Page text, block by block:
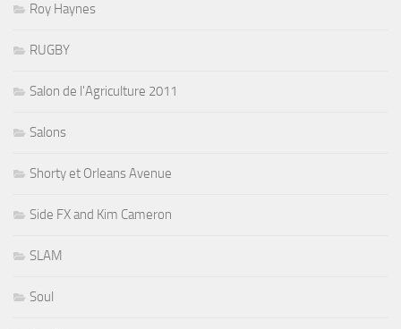
Roy Haynes
RUGBY
Salon de l'Agriculture 2011
Salons
Shorty et Orleans Avenue
Side FX and Kim Cameron
SLAM
Soul